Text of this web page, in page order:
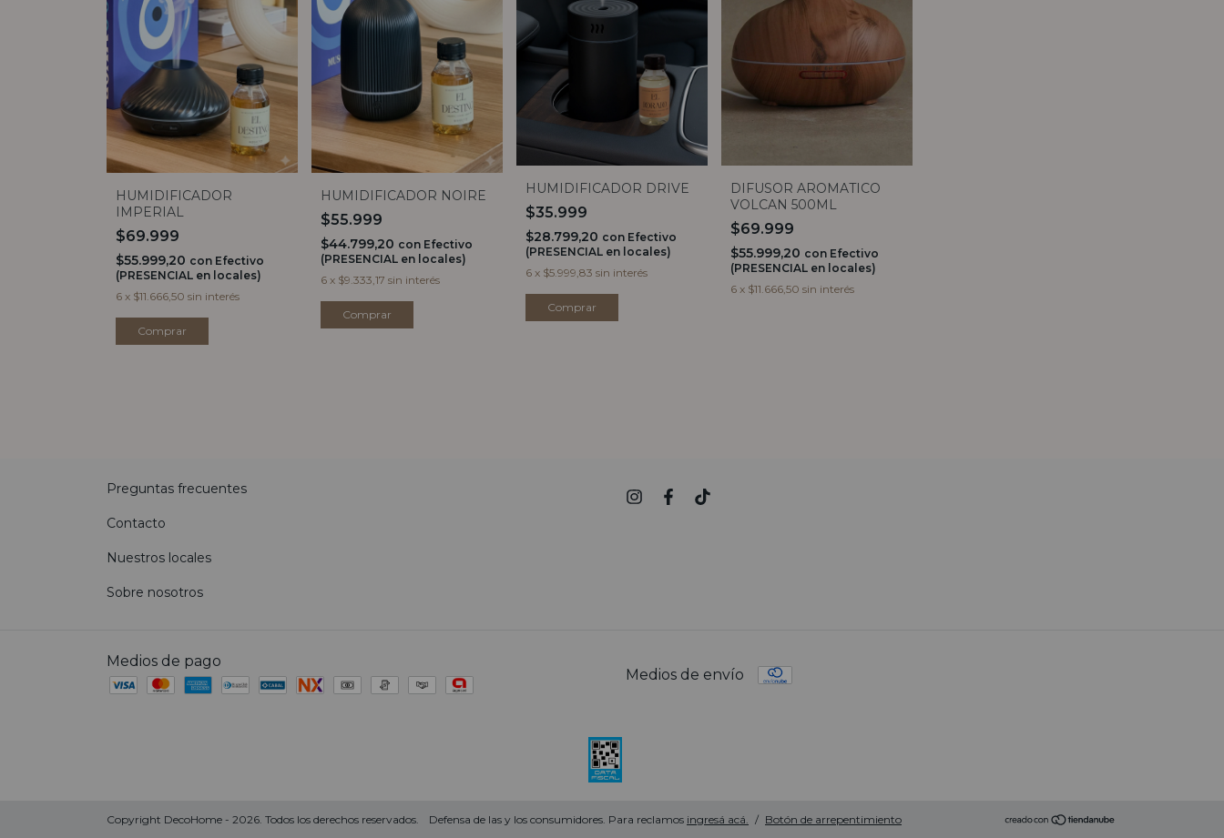
HUMIDIFICADOR
IMPERIAL
$69.999
$55.999,20 con Efectivo
(PRESENCIAL en locales)
6 x $11.666,50 sin interés
HUMIDIFICADOR NOIRE
$55.999
$44.799,20 con Efectivo
(PRESENCIAL en locales)
6 x $9.333,17 sin interés
HUMIDIFICADOR DRIVE
$35.999
$28.799,20 con Efectivo
(PRESENCIAL en locales)
6 x $5.999,83 sin interés
DIFUSOR AROMATICO
VOLCAN 500ML
$69.999
$55.999,20 con Efectivo
(PRESENCIAL en locales)
6 x $11.666,50 sin interés
Preguntas frecuentes
Contacto
Nuestros locales
Sobre nosotros
Medios de pago
Medios de envío
Copyright DecoHome - 2026. Todos los derechos reservados. Defensa de las y los consumidores. Para reclamos ingresá acá. / Botón de arrepentimiento